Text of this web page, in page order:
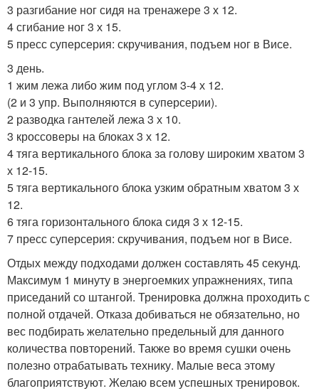
3 разгибание ног сидя на тренажере 3 х 12.
4 сгибание ног 3 х 15.
5 пресс суперсерия: скручивания, подъем ног в Висе.
3 день.
1 жим лежа либо жим под углом 3-4 х 12.
(2 и 3 упр. Выполняются в суперсерии).
2 разводка гантелей лежа 3 х 10.
3 кроссоверы на блоках 3 х 12.
4 тяга вертикального блока за голову широким хватом 3
х 12-15.
5 тяга вертикального блока узким обратным хватом 3 х
12.
6 тяга горизонтального блока сидя 3 х 12-15.
7 пресс суперсерия: скручивания, подъем ног в Висе.
Отдых между подходами должен составлять 45 секунд.
Максимум 1 минуту в энергоемких упражнениях, типа
приседаний со штангой. Тренировка должна проходить с
полной отдачей. Отказа добиваться не обязательно, но
вес подбирать желательно предельный для данного
количества повторений. Также во время сушки очень
полезно отрабатывать технику. Малые веса этому
благоприятствуют. Желаю всем успешных тренировок.